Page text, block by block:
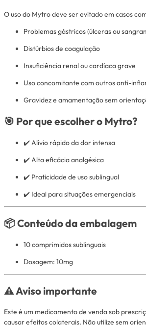
O uso do Mytro deve ser evitado em casos
Problemas gástricos (úlceras ou
Distúrbios de coagulação
Insuficiência renal ou cardíaca grave
Uso concomitante com outros anti-
Gravidez e amamentação sem
🎯 Por que escolher o Mytro?
✔️ Alívio rápido da dor intensa
✔️ Alta eficácia analgésica
✔️ Praticidade de uso sublingual
✔️ Ideal para situações emergenciais
📦 Conteúdo da embalagem
10 comprimidos sublinguais
Dosagem: 10mg
⚠️ Aviso importante
Este é um medicamento de venda sob
causar efeitos colaterais. Não utilize sem